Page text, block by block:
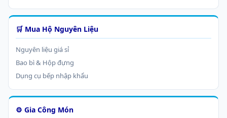
🛒 Mua Hộ Nguyên Liệu
Nguyên liệu giá sỉ
Bao bì & Hộp đựng
Dụng cụ bếp nhập khẩu
⚙️ Gia Công Món